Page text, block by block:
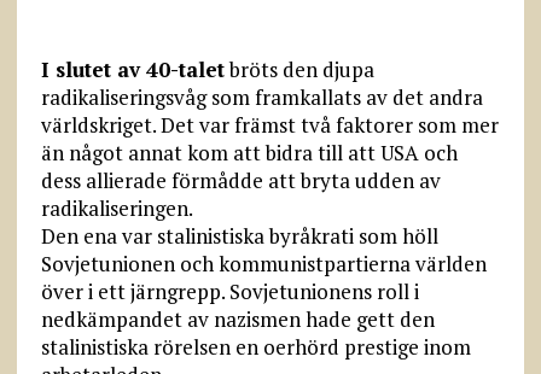
I slutet av 40-taletbröts den djupa
radikaliseringsvåg som framkallats av det andra
världskriget. Det var främst två faktorer som mer
än något annat kom att bidra till att USA och
dess allierade förmådde att bryta udden av
radikaliseringen.
Den ena var stalinistiska byråkrati som höll
Sovjetunionen och kommunistpartierna världen
över i ett järngrepp. Sovjetunionens roll i
nedkämpandet av nazismen hade gett den
stalinistiska rörelsen en oerhörd prestige inom